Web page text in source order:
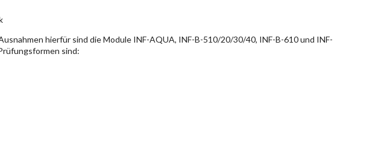
hierfür sind die Module INF-AQUA, INF-B-510/20/30/40, INF-B-610 und INF-
sind: